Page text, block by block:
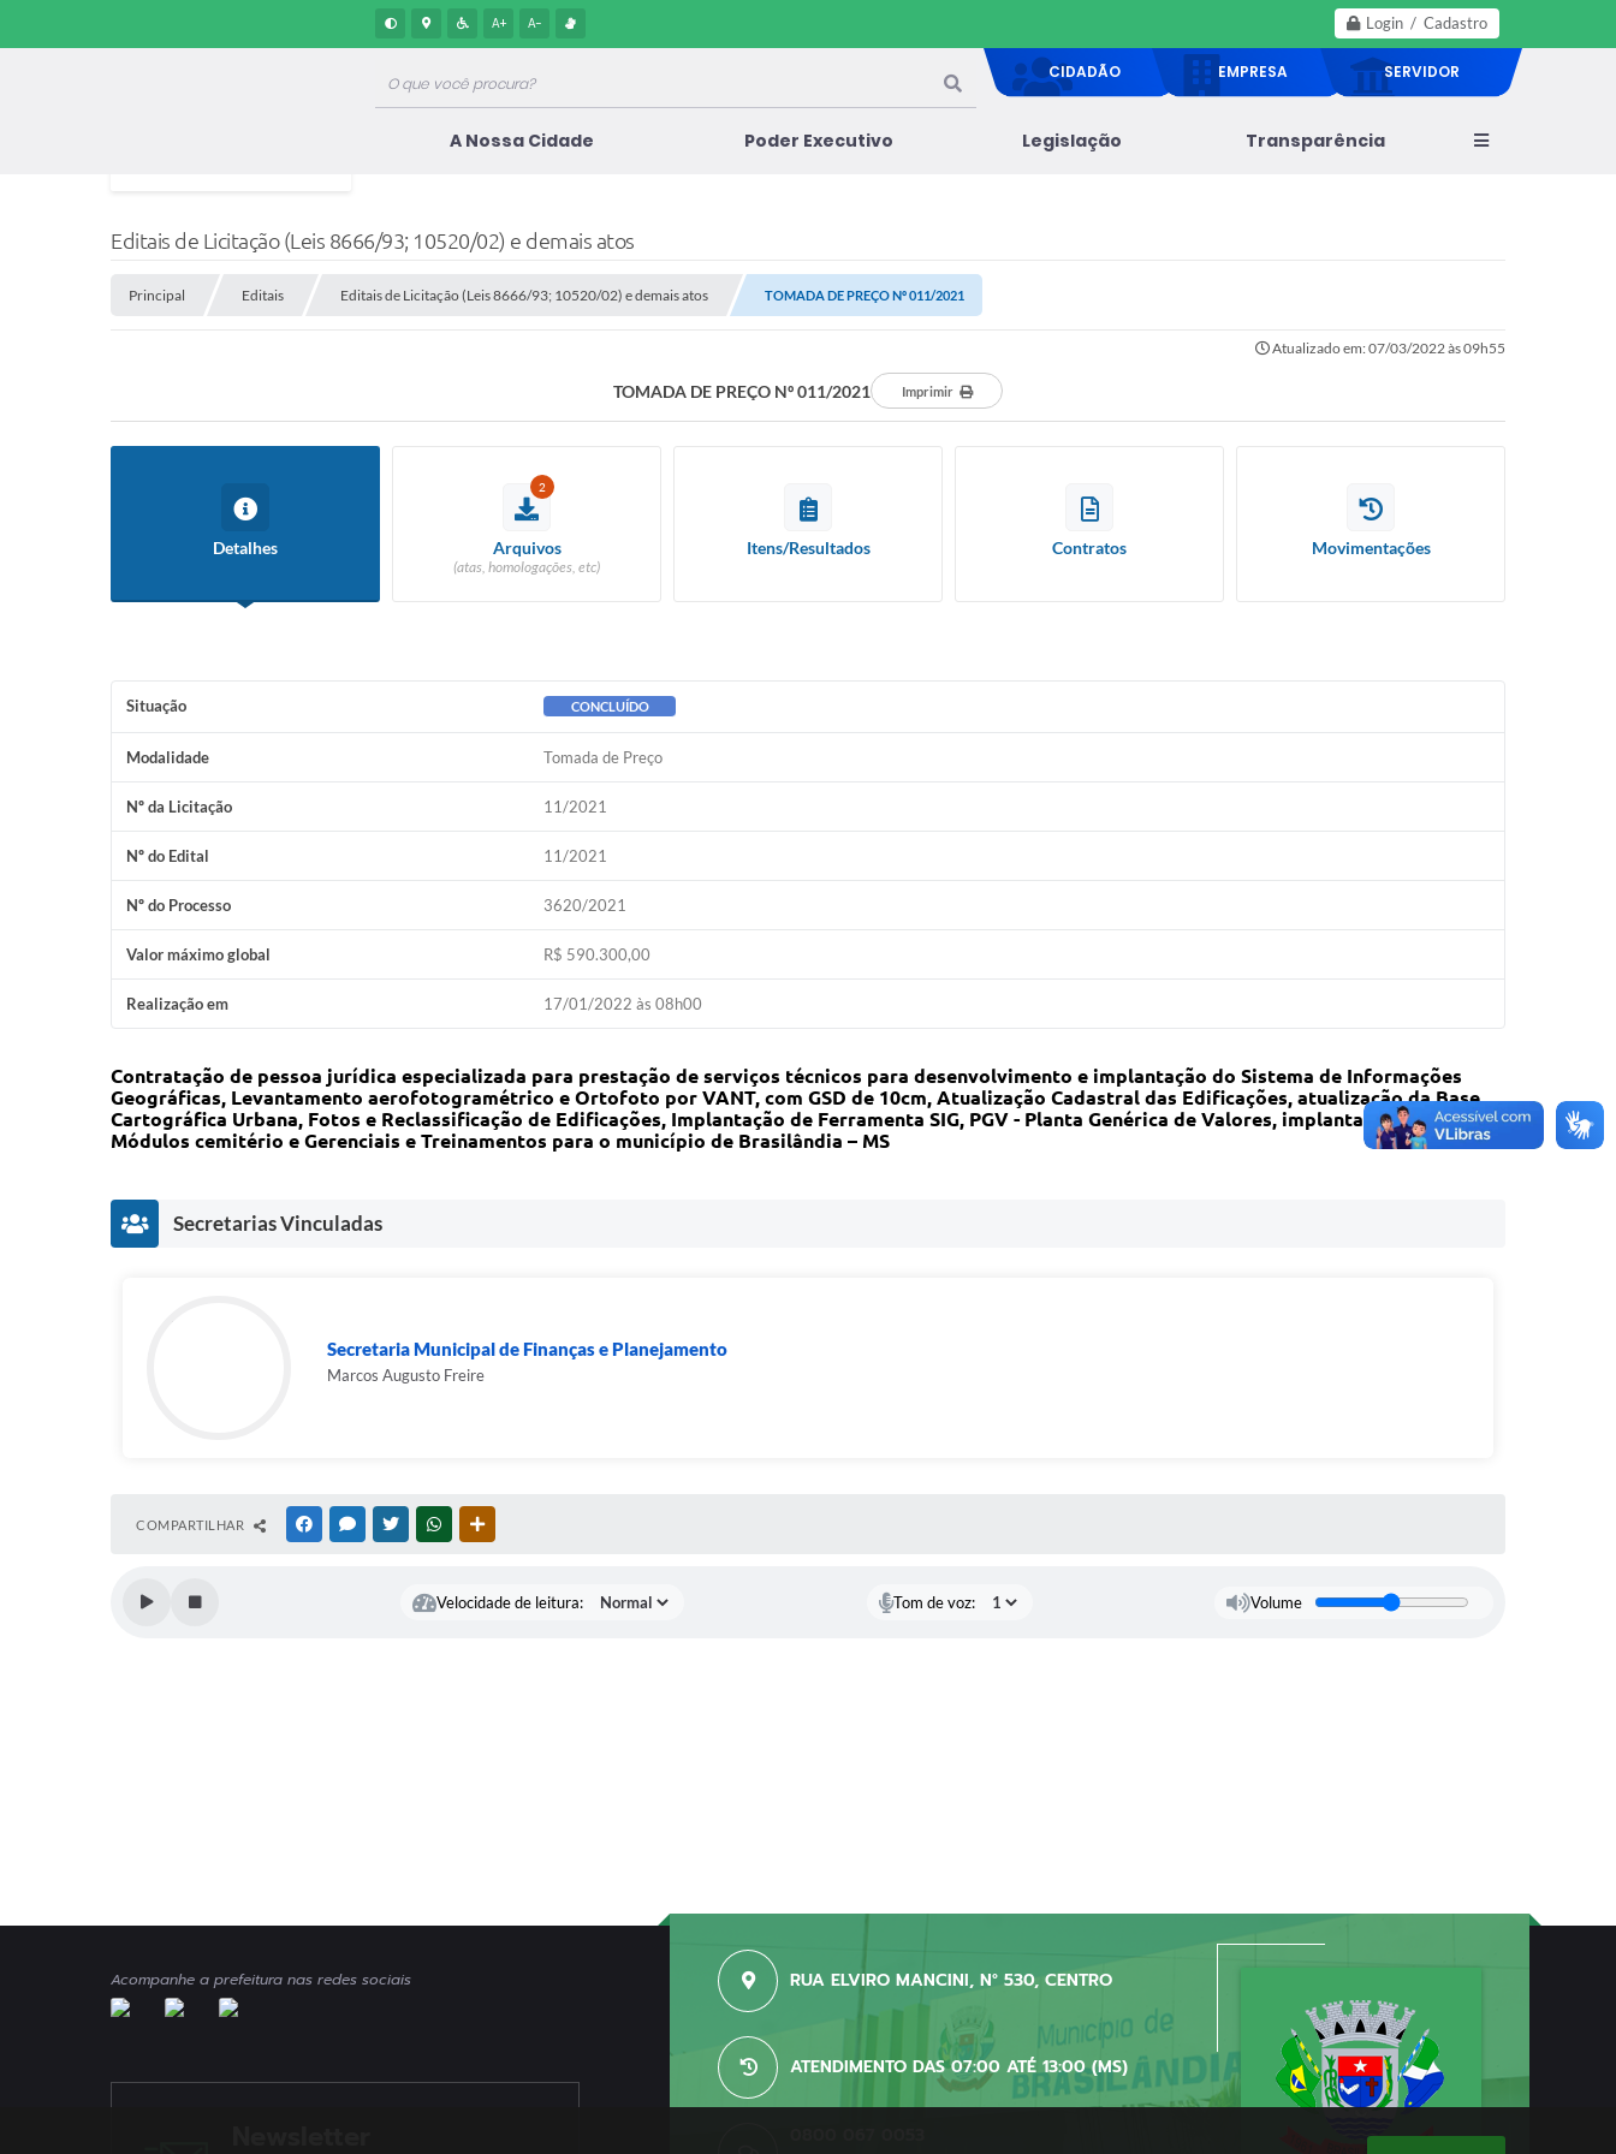
Login / Cadastro
A+ A-
CIDADÃO EMPRESA SERVIDOR
A Nossa Cidade Poder Executivo Legislação Transparência
Editais de Licitação (Leis 8666/93; 10520/02) e demais atos
Principal Editais Editais de Licitação (Leis 8666/93; 10520/02) e demais atos TOMADA DE PREÇO Nº 011/2021
Atualizado em: 07/03/2022 às 09h55
TOMADA DE PREÇO Nº 011/2021 Imprimir
Detalhes
2
Arquivos
(atas, homologações, etc)
Itens/Resultados Contratos Movimentações
Situação CONCLUÍDO
Modalidade Tomada de Preço
Nº da Licitação 11/2021
Nº do Edital 11/2021
Nº do Processo 3620/2021
Valor máximo global R$ 590.300,00
Realização em 17/01/2022 às 08h00
Contratação de pessoa jurídica especializada para prestação de serviços técnicos para desenvolvimento e implantação do Sistema de Informações
Geográficas, Levantamento aerofotogramétrico e Ortofoto por VANT, com GSD de 10cm, Atualização Cadastral das Edificações, atualização da Base
Cartográfica Urbana, Fotos e Reclassificação de Edificações, Implantação de Ferramenta SIG, PGV - Planta Genérica de Valores, implantação de
Módulos cemitério e Gerenciais e Treinamentos para o município de Brasilândia – MS
Secretarias Vinculadas
Secretaria Municipal de Finanças e Planejamento
Marcos Augusto Freire
COMPARTILHAR FACEBOOKMESSENGER
TWITTERWHATSAPP
Velocidade de leitura: Tom de voz: Volume
Acompanhe a prefeitura nas redes sociais RUA ELVIRO MANCINI, N° 530, CENTRO
ATENDIMENTO DAS 07:00 ATÉ 13:00 (MS)